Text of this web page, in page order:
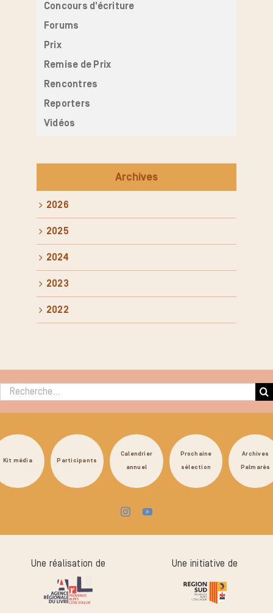
Concours d’écriture
Forums
Prix
Remise de Prix
Rencontres
Reporters
Vidéos
Archives
2026
2025
2024
2023
2022
Rechercher :
Kit média Participants
Calendrier
annuel
Prochaine
sélection
Archives
Palmarès
Une réalisation de Une initiative de